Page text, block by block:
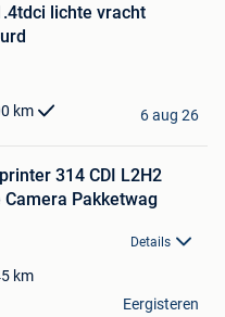
lichte vracht
km 6 aug 26
314 CDI L2H2
Pakketwag
Details
km
Eergisteren